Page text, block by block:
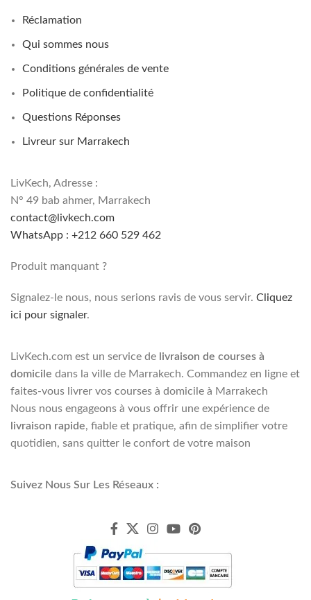
Réclamation
Qui sommes nous
Conditions générales de vente
Politique de confidentialité
Questions Réponses
Livreur sur Marrakech
LivKech, Adresse :
N° 49 bab ahmer, Marrakech
contact@livkech.com
WhatsApp : +212 660 529 462
Produit manquant ?
Signalez-le nous, nous serions ravis de vous servir. Cliquez
ici pour signaler.
LivKech.com est un service de livraison de courses à
domicile dans la ville de Marrakech. Commandez en ligne et
faites-vous livrer vos courses à domicile à Marrakech
Nous nous engageons à vous offrir une expérience de
livraison rapide, fiable et pratique, afin de simplifier votre
quotidien, sans quitter le confort de votre maison
Suivez Nous Sur Les Réseaux :